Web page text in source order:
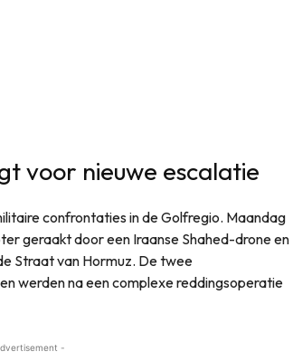
voor nieuwe escalatie
confrontaties in de Golfregio. Maandag
geraakt door een Iraanse Shahed-drone en
Straat van Hormuz. De twee
werden na een complexe reddingsoperatie
-